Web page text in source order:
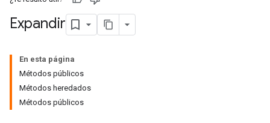
Expandir
En esta página
Métodos públicos
Métodos heredados
Métodos públicos